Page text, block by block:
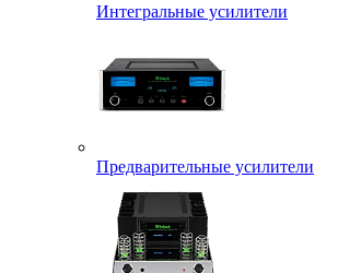
Интегральные усилители
Предварительные усилители